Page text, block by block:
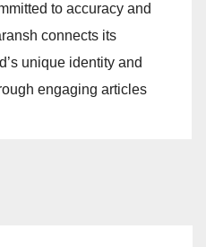
to accuracy and
connects its
unique identity and
engaging articles